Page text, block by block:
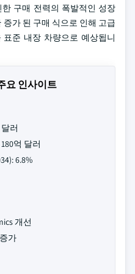
구매 전력의 폭발적인 성장
가 된 구매 식으로 인해 고급
준 내장 차량으로 예상됩니
요 인사이트
러
억 달러
6.8%
개선
가